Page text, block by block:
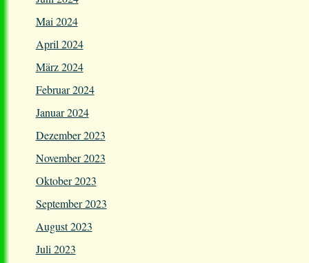
Mai 2024
April 2024
März 2024
Februar 2024
Januar 2024
Dezember 2023
November 2023
Oktober 2023
September 2023
August 2023
Juli 2023